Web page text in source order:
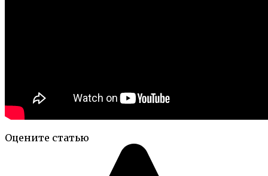
Оцените статью